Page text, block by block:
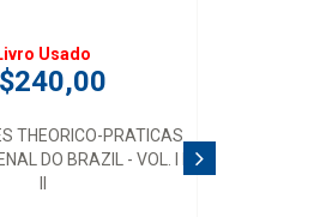
Usado
THEORICO-PRATICAS
DO BRAZIL - VOL. I E